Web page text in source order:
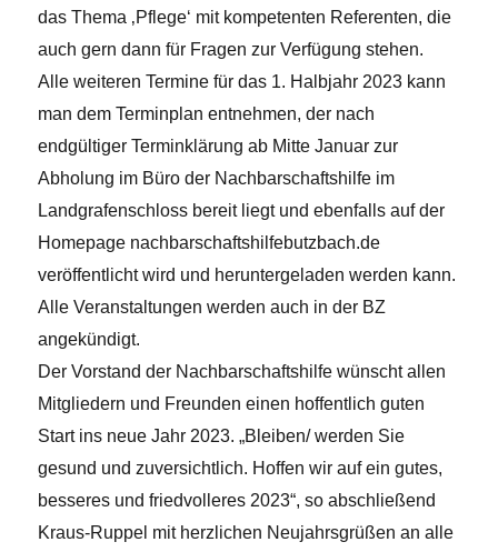
das Thema ‚Pflege‘ mit kompetenten Referenten, die
auch gern dann für Fragen zur Verfügung stehen.
Alle weiteren Termine für das 1. Halbjahr 2023 kann
man dem Terminplan entnehmen, der nach
endgültiger Terminklärung ab Mitte Januar zur
Abholung im Büro der Nachbarschaftshilfe im
Landgrafenschloss bereit liegt und ebenfalls auf der
Homepage nachbarschaftshilfebutzbach.de
veröffentlicht wird und heruntergeladen werden kann.
Alle Veranstaltungen werden auch in der BZ
angekündigt.
Der Vorstand der Nachbarschaftshilfe wünscht allen
Mitgliedern und Freunden einen hoffentlich guten
Start ins neue Jahr 2023. „Bleiben/ werden Sie
gesund und zuversichtlich. Hoffen wir auf ein gutes,
besseres und friedvolleres 2023“, so abschließend
Kraus-Ruppel mit herzlichen Neujahrsgrüßen an alle